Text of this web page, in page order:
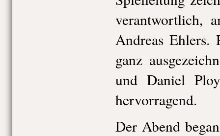
verantwortlich,
Andreas Ehlers.
ganz
und Daniel
hervorragend.
Der Abend